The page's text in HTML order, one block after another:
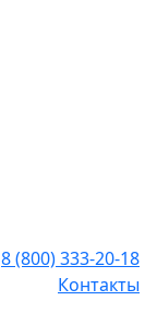
8 (800) 333-20-18
Контакты